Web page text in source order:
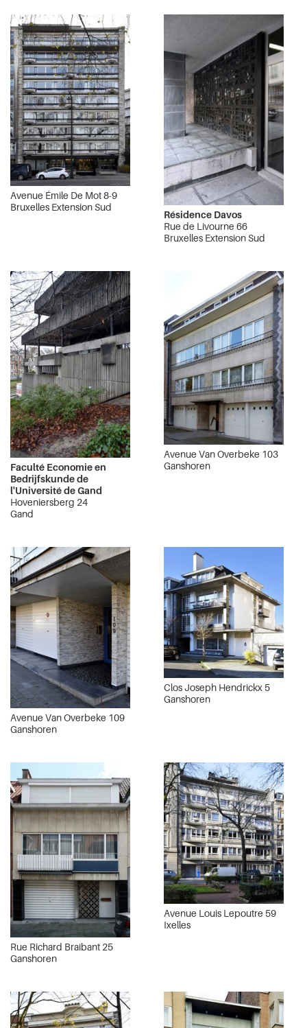
Avenue Émile De Mot 8-9
Bruxelles Extension Sud
Résidence Davos
Rue de Livourne 66
Bruxelles Extension Sud
Faculté Economie en
Bedrijfskunde de
l'Université de Gand
Hoveniersberg 24
Gand
Avenue Van Overbeke 103
Ganshoren
Avenue Van Overbeke 109
Ganshoren
Clos Joseph Hendrickx 5
Ganshoren
Rue Richard Braibant 25
Ganshoren
Avenue Louis Lepoutre 59
Ixelles